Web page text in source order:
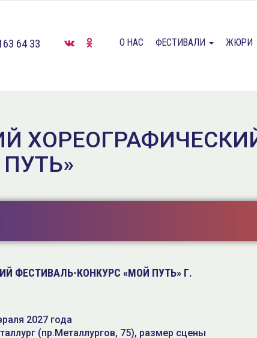
64 33 О НАС ФЕСТИВАЛИ ЖЮРИ
ФЕСТИВАЛЬ-КОНКУРС «МОЙ ПУТЬ» Г.
2027 года
(пр.Металлургов, 75), размер сцены